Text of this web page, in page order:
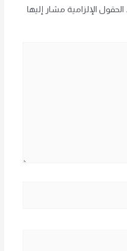
الحقول الإلزامية مشار إليها